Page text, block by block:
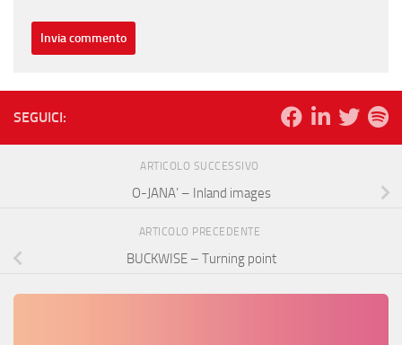
SEGUICI:
ARTICOLO SUCCESSIVO
O-JANA’ – Inland images
ARTICOLO PRECEDENTE
BUCKWISE – Turning point